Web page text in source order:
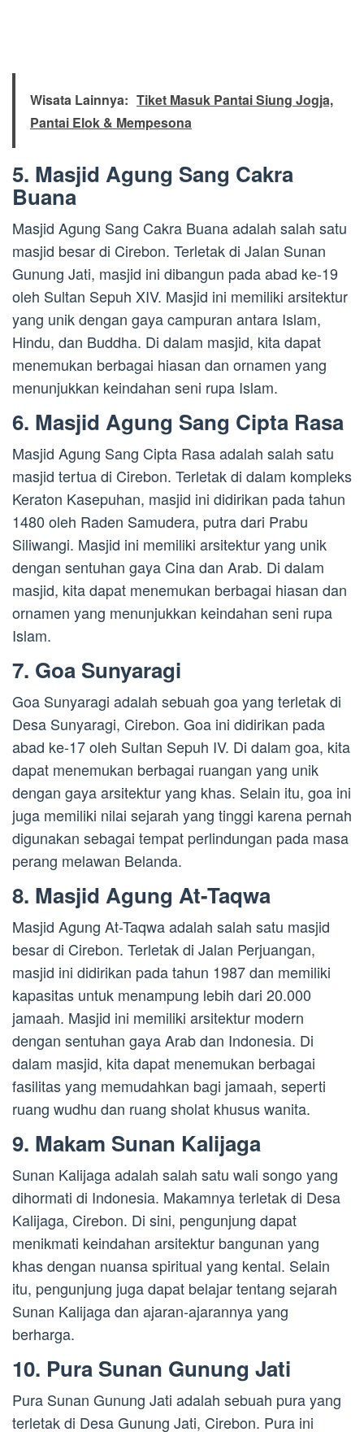
Wisata Lainnya: Tiket Masuk Pantai Siung Jogja,
Pantai Elok & Mempesona
5. Masjid Agung Sang Cakra
Buana
Masjid Agung Sang Cakra Buana adalah salah satu
masjid besar di Cirebon. Terletak di Jalan Sunan
Gunung Jati, masjid ini dibangun pada abad ke-19
oleh Sultan Sepuh XIV. Masjid ini memiliki arsitektur
yang unik dengan gaya campuran antara Islam,
Hindu, dan Buddha. Di dalam masjid, kita dapat
menemukan berbagai hiasan dan ornamen yang
menunjukkan keindahan seni rupa Islam.
6. Masjid Agung Sang Cipta Rasa
Masjid Agung Sang Cipta Rasa adalah salah satu
masjid tertua di Cirebon. Terletak di dalam kompleks
Keraton Kasepuhan, masjid ini didirikan pada tahun
1480 oleh Raden Samudera, putra dari Prabu
Siliwangi. Masjid ini memiliki arsitektur yang unik
dengan sentuhan gaya Cina dan Arab. Di dalam
masjid, kita dapat menemukan berbagai hiasan dan
ornamen yang menunjukkan keindahan seni rupa
Islam.
7. Goa Sunyaragi
Goa Sunyaragi adalah sebuah goa yang terletak di
Desa Sunyaragi, Cirebon. Goa ini didirikan pada
abad ke-17 oleh Sultan Sepuh IV. Di dalam goa, kita
dapat menemukan berbagai ruangan yang unik
dengan gaya arsitektur yang khas. Selain itu, goa ini
juga memiliki nilai sejarah yang tinggi karena pernah
digunakan sebagai tempat perlindungan pada masa
perang melawan Belanda.
8. Masjid Agung At-Taqwa
Masjid Agung At-Taqwa adalah salah satu masjid
besar di Cirebon. Terletak di Jalan Perjuangan,
masjid ini didirikan pada tahun 1987 dan memiliki
kapasitas untuk menampung lebih dari 20.000
jamaah. Masjid ini memiliki arsitektur modern
dengan sentuhan gaya Arab dan Indonesia. Di
dalam masjid, kita dapat menemukan berbagai
fasilitas yang memudahkan bagi jamaah, seperti
ruang wudhu dan ruang sholat khusus wanita.
9. Makam Sunan Kalijaga
Sunan Kalijaga adalah salah satu wali songo yang
dihormati di Indonesia. Makamnya terletak di Desa
Kalijaga, Cirebon. Di sini, pengunjung dapat
menikmati keindahan arsitektur bangunan yang
khas dengan nuansa spiritual yang kental. Selain
itu, pengunjung juga dapat belajar tentang sejarah
Sunan Kalijaga dan ajaran-ajarannya yang
berharga.
10. Pura Sunan Gunung Jati
Pura Sunan Gunung Jati adalah sebuah pura yang
terletak di Desa Gunung Jati, Cirebon. Pura ini